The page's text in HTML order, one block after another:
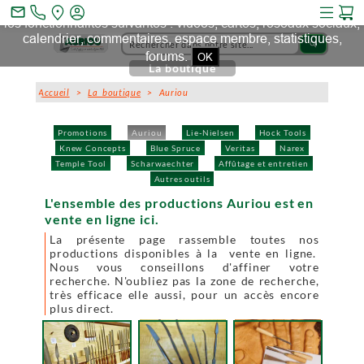
search
Promotions Auriou Lie-Nielsen
Hock Tools
Knew Concepts
Blue Spruce Veritas
Narex
Temple Tool
Scharwaechter
Affûtage et entretien
Autres outils
La boutique
Accueil >La boutique > Auriou
L'ensemble des productions Auriou est en
vente en ligne ici.
La présente page rassemble toutes nos
productions disponibles à la vente en ligne.
Nous vous conseillons d'affiner votre
recherche. N'oubliez pas la zone de recherche,
très efficace elle aussi, pour un accès encore
plus direct.
mail_outline
Ce site et des sites tiers qu'il utilise collectent des cookies pour
les fonctionnalités suivantes : vidéos, cartes, réseaux sociaux,
calendrier, commentaires, espace membre, statistiques,
forums. OK